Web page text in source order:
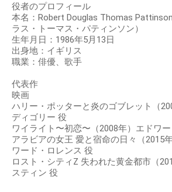
役者のプロフィール
本名：Robert Douglas Thomas
ラス・トーマス・パティンソン）
生年月日：1986年5月13日
出身地：イギリス
職業：俳優、歌手
代表作
映画
ハリー・ポッターと炎のゴブレット（
ディゴリー 役
ワイライト〜初恋〜（2008年）エドワ
アラビアの女王 愛と宿命の日々（2015
ワード・ロレンス 役
ロスト・シティZ 失われた黄金都市（
スティン 役